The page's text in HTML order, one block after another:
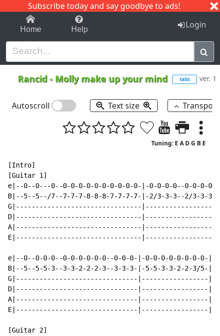
Subscribe today and say goodbye to ads!
1-9 C I J
Home Help Login
Rancid - Molly make up your mind tabs ver. 1
Autoscroll Text size
Tuning: E A D G B E
[Intro]
[Guitar 1]
e|--0--0---0--0-0-0-0-0-0-0-0-0-0-|-0-0-0-0--0-0-0-0-
B|--5--5--/7--7-7-7-8-8-8-7-7-7-7-|-2/3-3-3--2/3-3-3-
G|--------------------------------
D|--------------------------------
A|--------------------------------
E|--------------------------------
e|--0--0-0-0--0-0-0-0-0-0--0-0-0-|-0-0-0-0-0-0-0-0-|
B|--5--5-5-3--3-3-2-2-2-3--3-3-3-|-5-5-3-3-2-2-3/5-|
G|-------------------------------|-----------------|
D|-------------------------------|-----------------|
A|-------------------------------|-----------------|
E|-------------------------------|-----------------|
[Guitar 2]